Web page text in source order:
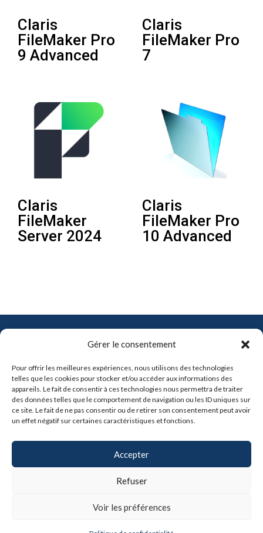
Gérer le consentement
Pour offrir les meilleures expériences, nous utilisons des technologies
telles que les cookies pour stocker et/ou accéder aux informations des
appareils. Le fait de consentir à ces technologies nous permettra de traiter
des données telles que le comportement de navigation ou les ID uniques sur
ce site. Le fait de ne pas consentir ou de retirer son consentement peut avoir
un effet négatif sur certaines caractéristiques et fonctions.
Accepter
Refuser
Voir les préférences
Claris
FileMaker Pro
9 Advanced
Claris
FileMaker Pro
7
Claris
FileMaker
Server 2024
Claris
FileMaker Pro
10 Advanced
info@pro-soft.fr
+33 6 81 21 41 91

Politique de confidentialité